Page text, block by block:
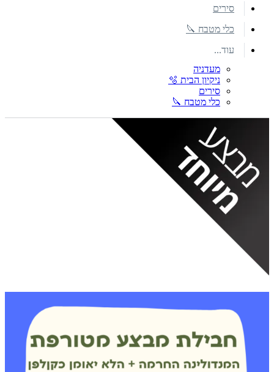
סירים
כלי מטבח 🔪
עוד...
מעדניה
ניקיון הבית 🫧
סירים
כלי מטבח 🔪